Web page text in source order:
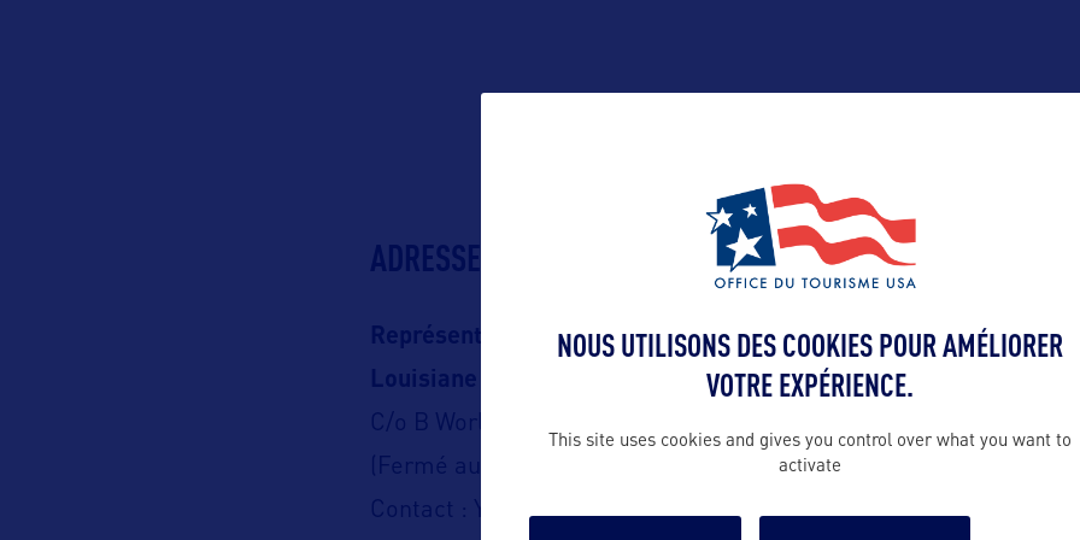
ADRESSES
Représentation en France :
Louisiane Tourisme
C/o B World Communication
(Fermé au public)
Contact : Yohann Robert
NOUS UTILISONS DES COOKIES POUR AMÉLIORER
VOTRE EXPÉRIENCE.
This site uses cookies and gives you control over what you want to
activate